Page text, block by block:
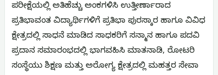
ಪರೀಕ್ಷೆಯಲ್ಲಿ ಅತಿಹೆಚ್ಚು ಅಂಕಗಳಿಸಿ ಉತ್ತೀರ್ಣಾರಾದ
ಪ್ರತಿಭಾವಂತ ವಿದ್ಯಾರ್ಥಿಗಳಿಗೆ ಪ್ರತಿಭಾ ಪುರಸ್ಕಾರ ಹಾಗೂ ವಿವಿಧ
ಕ್ಷೇತ್ರದಲ್ಲಿ ಸಾಧನೆ ಮಾಡಿದ ಸಾಧಕರಿಗೆ ಸನ್ಮಾನ ಹಾಗೂ ಪದವಿ
ಪ್ರದಾನ ಸಮಾರಂಭದಲ್ಲಿ ಭಾಗವಹಿಸಿ ಮಾತನಾಡಿ, ರೋಟರಿ
ಸಂಸ್ಥೆಯು ಶಿಕ್ಷಣ ಮತ್ತು ಅರೋಗ್ಯ ಕ್ಷೇತ್ರದಲ್ಲಿ ಮಹತ್ತರ ಸೇವಾ